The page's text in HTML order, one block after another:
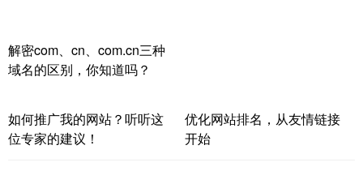
解密com、cn、com.cn三种
域名的区别，你知道吗？
如何推广我的网站？听听这
位专家的建议！
优化网站排名，从友情链接
开始